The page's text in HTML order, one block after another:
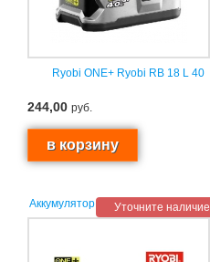
Ryobi ONE+ Ryobi RB 18 L 40
244,00 руб.
Уточните наличие
Аккумулятор